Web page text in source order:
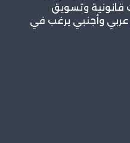
قانونية وتسويق
عربي وأجنبي يرغب في